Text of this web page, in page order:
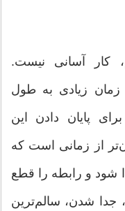
کار آسانی نیست.
زیادی به طول
پایان دادن این
از زمانی است که
شود و رابطه را قطع
جدا شدن، سالم‌ترین